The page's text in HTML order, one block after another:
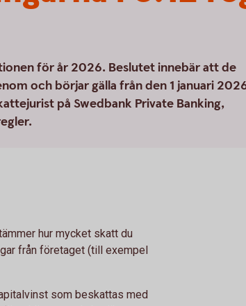
för år 2026. Beslutet innebär att de
och börjar gälla från den 1 januari
på Swedbank Private Banking,
hur mycket skatt du
från företaget (till exempel
som beskattas med